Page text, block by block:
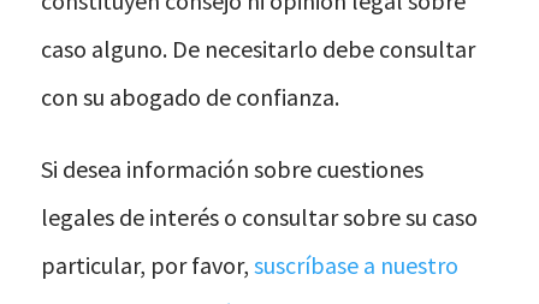
caso alguno. De necesitarlo debe consultar
con su abogado de confianza.
Si desea información sobre cuestiones
legales de interés o consultar sobre su caso
particular, por favor, suscríbase a nuestro